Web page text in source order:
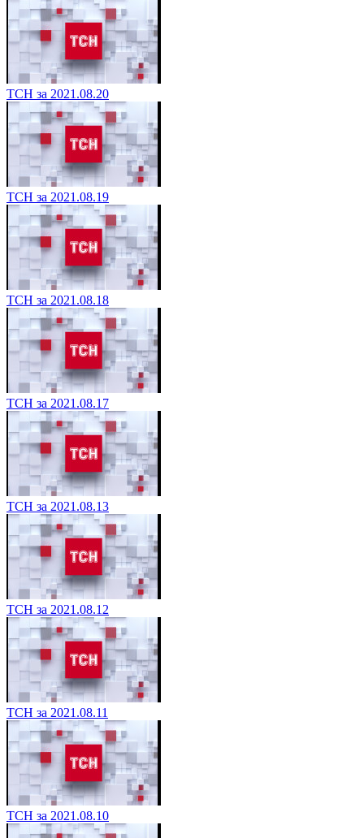
ТСН за 2021.08.20
ТСН за 2021.08.19
ТСН за 2021.08.18
ТСН за 2021.08.17
ТСН за 2021.08.13
ТСН за 2021.08.12
ТСН за 2021.08.11
ТСН за 2021.08.10